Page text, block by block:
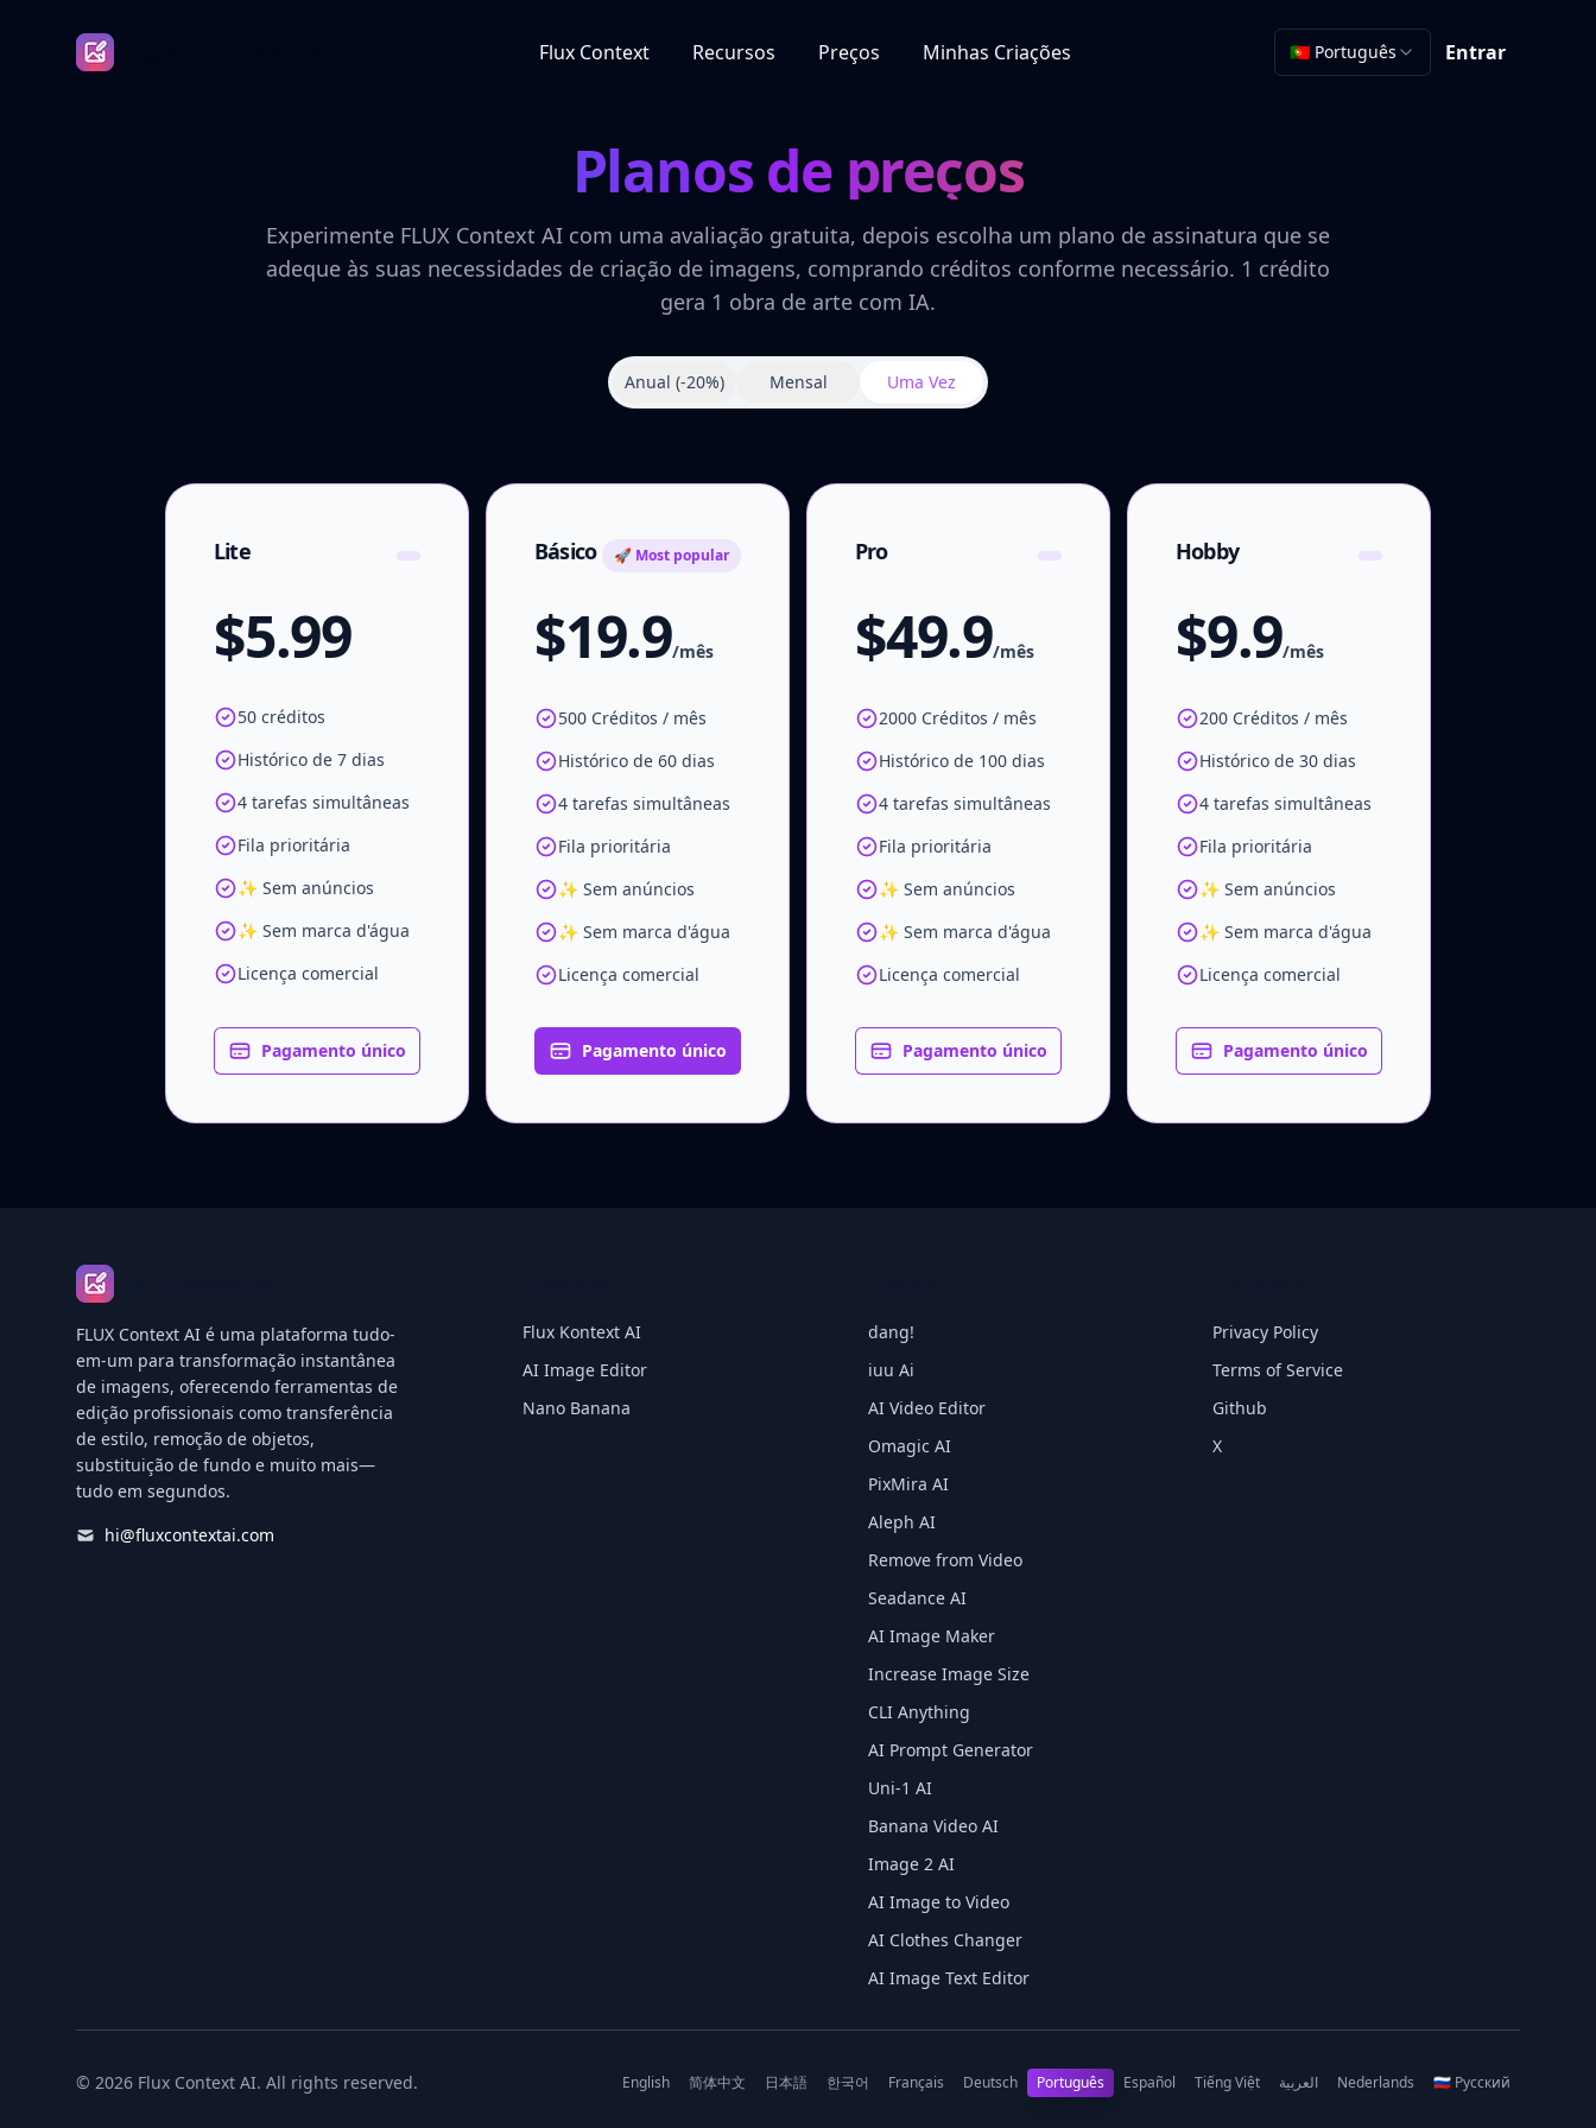
Flux Context Recursos Preços Minhas Criações 🇵🇹 Português Entrar
Planos de preços
Experimente FLUX Context AI com uma avaliação gratuita, depois escolha um plano de assinatura que se
adeque às suas necessidades de criação de imagens, comprando créditos conforme necessário. 1 crédito
gera 1 obra de arte com IA.
Anual (-20%) Mensal Uma Vez
Lite
$5.99
50 créditos
Histórico de 7 dias
4 tarefas simultâneas
Fila prioritária
✨ Sem anúncios
✨ Sem marca d'água
Licença comercial
Pagamento único
Básico 🚀 Most popular
$19.9/mês
500 Créditos / mês
Histórico de 60 dias
4 tarefas simultâneas
Fila prioritária
✨ Sem anúncios
✨ Sem marca d'água
Licença comercial
Pagamento único
Pro
$49.9/mês
2000 Créditos / mês
Histórico de 100 dias
4 tarefas simultâneas
Fila prioritária
✨ Sem anúncios
✨ Sem marca d'água
Licença comercial
Pagamento único
Hobby
$9.9/mês
200 Créditos / mês
Histórico de 30 dias
4 tarefas simultâneas
Fila prioritária
✨ Sem anúncios
✨ Sem marca d'água
Licença comercial
Pagamento único
Footer
FLUX Context AI é uma plataforma tudo-
em-um para transformação instantânea
de imagens, oferecendo ferramentas de
edição profissionais como transferência
de estilo, remoção de objetos,
substituição de fundo e muito mais—
tudo em segundos.
hi@fluxcontextai.com
Flux Kontext AI
AI Image Editor
Nano Banana
dang!
iuu Ai
AI Video Editor
Omagic AI
PixMira AI
Aleph AI
Remove from Video
Seadance AI
AI Image Maker
Increase Image Size
CLI Anything
AI Prompt Generator
Uni-1 AI
Banana Video AI
Image 2 AI
AI Image to Video
AI Clothes Changer
AI Image Text Editor
Privacy Policy
Terms of Service
Github
X
© 2026 Flux Context AI. All rights reserved. English 简体中文 日本語 한국어 Français Deutsch Português Español Tiếng Việt العربية Nederlands 🇷🇺 Русский